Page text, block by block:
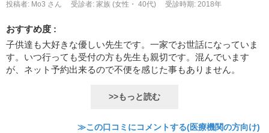
投稿者: Mo3 さん
受診者: 家族 (女性・ 40代) 受診時期: 2018年
おすすめ度 :
子供達も大好きな優しい先生です。一家でお世話になっていま
す。いつ行っても受付の方も先生も親切です。混んでいます
が、ネット予約出来るので不便を感じた事もありません。
>>もっと読む
≫この口コミにコメントする(医療機関の方向け)